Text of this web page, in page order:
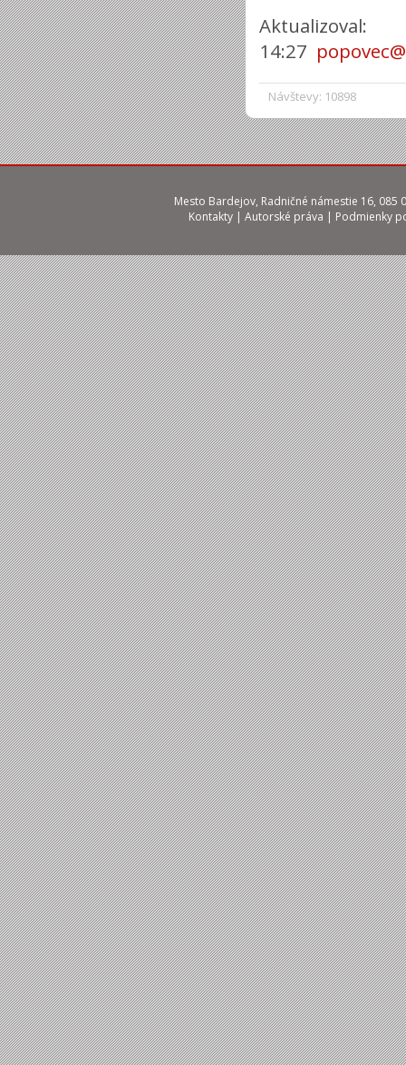
Návštevy: 10898
14:27
Mesto Bardejov, Radničné námestie 16, 085
Kontakty | Autorské práva | Podmienky